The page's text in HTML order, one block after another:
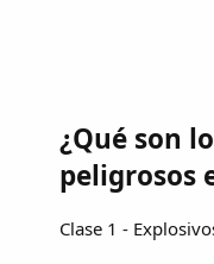
¿Qué son
peligrosos
Clase 1 -